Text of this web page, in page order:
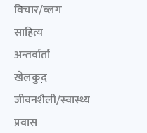
विचार/ब्लग
साहित्य
अन्तर्वार्ता
खेलकुद़़
जीवनशैली/स्वास्थ्य
प्रवास